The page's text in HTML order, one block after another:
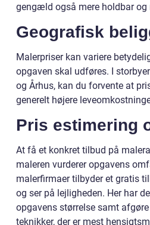
gengæld også mere holdbar og
Geografisk
Malerpriser kan variere
opgaven skal udføres. I
og Århus, kan du forvente at
generelt højere
Pris estimering
At få et konkret tilbud på
maleren vurderer opgavens
malerfirmaer tilbyder et gratis
og ser på lejligheden. Her har
opgavens størrelse samt
teknikker, der er mest